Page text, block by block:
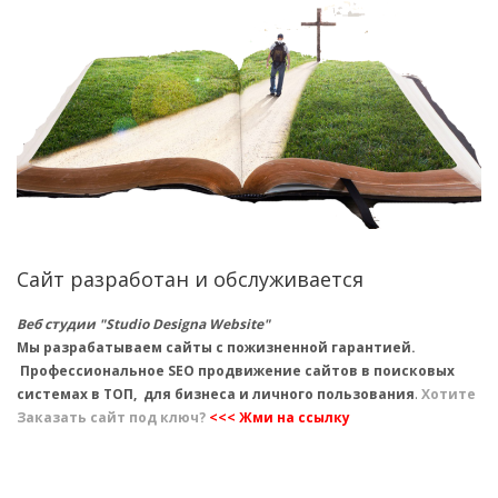
Сайт разработан и обслуживается
Веб студии "Studio Designa Website"
Мы разрабатываем сайты с пожизненной гарантией.
Профессиональное SEO продвижение сайтов в поисковых
системах в ТОП, для бизнеса и личного пользования. Хотите
Заказать сайт под ключ? <<< Жми на ссылку